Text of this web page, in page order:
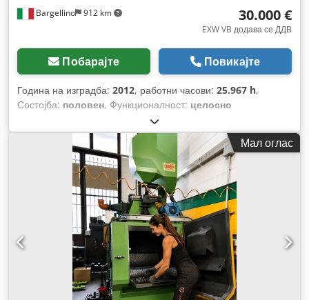
Bargellino 912 km 30.000 €
EXW VB додава се ДДВ
Побарајте Повикајте
Година на изградба: 2012, работни часови: 25.967 h,
Состојба: половен, Функционалност: целосно
, број на машина/возило:
Мал оглас